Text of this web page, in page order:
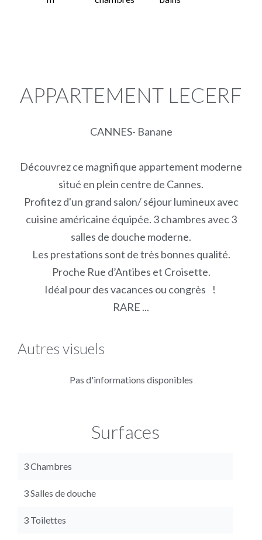
APPARTEMENT LECERF
CANNES- Banane
Découvrez ce magnifique appartement moderne
situé en plein centre de Cannes.
Profitez d'un grand salon/ séjour lumineux avec
cuisine américaine équipée. 3 chambres avec 3
salles de douche moderne.
Les prestations sont de très bonnes qualité.
Proche Rue d’Antibes et Croisette.
Idéal pour des vacances ou congrès !
RARE ...
Autres visuels
Pas d'informations disponibles
Surfaces
3 Chambres
3 Salles de douche
3 Toilettes